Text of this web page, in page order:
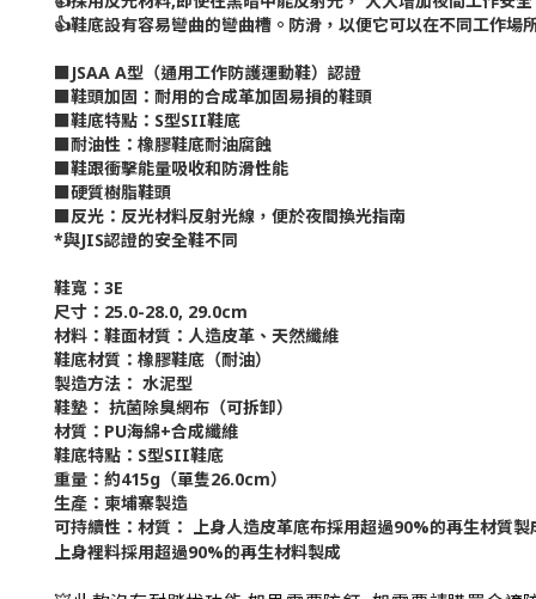
👍鞋底設有容易彎曲的彎曲槽。防滑，以便它可以在不同工作場
■JSAA A型（通用工作防護運動鞋）認證
■鞋頭加固：耐用的合成革加固易損的鞋頭
■鞋底特點：S型SII鞋底
■耐油性：橡膠鞋底耐油腐蝕
■鞋跟衝擊能量吸收和防滑性能
■硬質樹脂鞋頭
■反光：反光材料反射光線，便於夜間換光指南
*與JIS認證的安全鞋不同
鞋寬 ： 3E
尺寸： 25.0-28.0, 29.0cm
材料： 鞋面材質：人造皮革、天然纖維
鞋底材質：橡膠鞋底（耐油）
製造方法 ： 水泥型
鞋墊 ： 抗菌除臭網布（可拆卸）
材質：PU海綿+合成纖維
鞋底特點 ： S型SII鞋底
重量 ： 約415g（單隻26.0cm）
生產：柬埔寨製造
可持續性： 材質： 上身人造皮革底布採用超過90%的再生材質製
上身裡料採用超過90%的再生材料製成